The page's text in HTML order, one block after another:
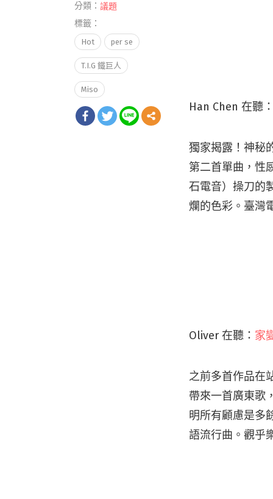
Han Chen 在聽
獨家揭露！神秘
第二首單曲，性
石電音）操刀的
爛的色彩。臺灣
Oliver 在聽： 家
之前多首作品在
帶來一首廣東歌
明所有顧慮是多
語流行曲。觀乎
分類： 議題
標籤：
Hot per se
T.I.G 鐵巨人
Miso